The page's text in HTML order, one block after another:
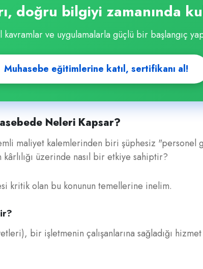
doğru bilgiyi zamanında
kavramlar ve uygulamalarla güçlü bir başlangıç
Muhasebe eğitimlerine katıl, sertifikanı al!
Neleri Kapsar?
maliyet kalemlerinden biri şüphesiz
üzerinde nasıl bir etkiye sahiptir?
kritik olan bu konunun temellerine inelim.
bir işletmenin çalışanlarına sağladığı hizmet